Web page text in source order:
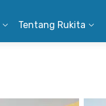
Tentang Rukita